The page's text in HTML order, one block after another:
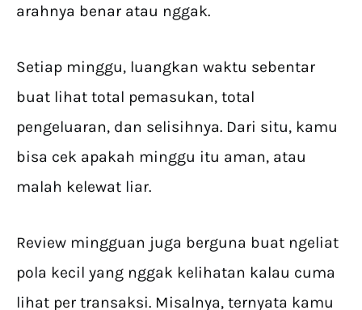
arahnya benar atau nggak.
Setiap minggu, luangkan waktu sebentar
buat lihat total pemasukan, total
pengeluaran, dan selisihnya. Dari situ, kamu
bisa cek apakah minggu itu aman, atau
malah kelewat liar.
Review mingguan juga berguna buat ngeliat
pola kecil yang nggak kelihatan kalau cuma
lihat per transaksi. Misalnya, ternyata kamu